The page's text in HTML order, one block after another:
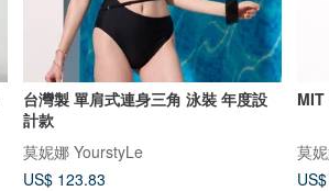
台灣製 單肩式連身三角 泳裝 年度設
計款
莫妮娜 YourstyLe
US$ 123.83
MIT
莫